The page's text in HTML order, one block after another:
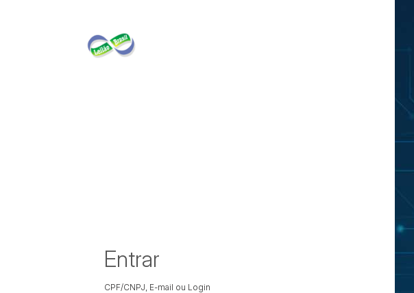
Entrar
CPF/CNPJ, E-mail ou Login